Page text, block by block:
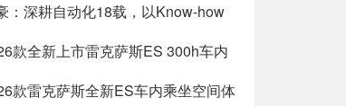
：深耕自动化18载，以Know-how
款全新上市雷克萨斯ES 300h车内
款雷克萨斯全新ES车内乘坐空间体